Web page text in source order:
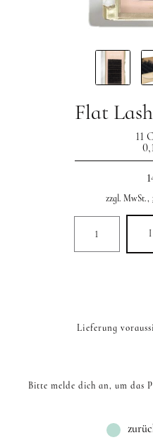
Flat
11
zzgl. MwSt.,
Lieferung
Bitte melde dich an, um das